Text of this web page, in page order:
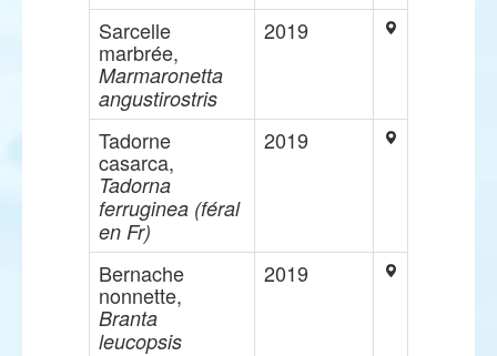
Sarcelle
marbrée,
Marmaronetta
angustirostris
2019
Tadorne
casarca,
Tadorna
ferruginea (féral
en Fr)
2019
Bernache
nonnette,
Branta
leucopsis
2019